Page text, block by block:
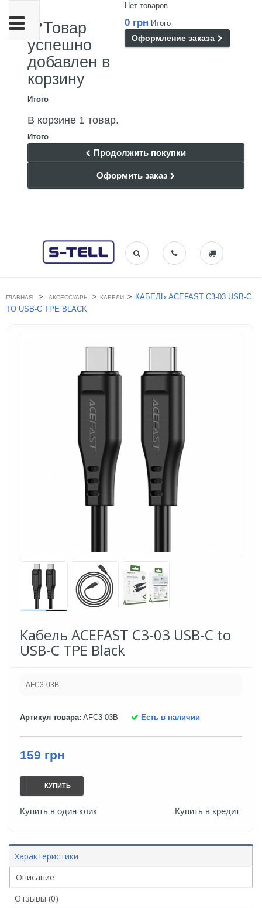
Нет товаров
0 грн Итого
Оформление заказа
Товар
успешно
добавлен в
корзину
Итого
В корзине 1 товар.
Итого
Продолжить покупки
Оформить заказ
Переключить
навигации
ГЛАВНАЯ > АКСЕССУАРЫ > КАБЕЛИ > КАБЕЛЬ ACEFAST C3-03 USB-C
TO USB-C TPE BLACK
Кабель ACEFAST C3-03 USB-C to
USB-C TPE Black
AFC3-03B
Артикул товара: AFC3-03B Есть в наличии
159 грн
КУПИТЬ
Купить в один клик Купить в кредит
Характеристики
Описание
Отзывы (0)